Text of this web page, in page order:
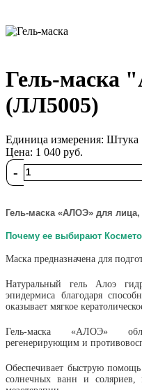
Гель-маска
(ЛЛ5005)
Единица измерения: Штука
Цена: 1 040 руб.
-
Гель-маска «АЛОЭ» для
Почему ее выбирают
Маска предназначена для
Натуральный гель Алоэ
эпидермиса благодаря
оказывает мягкое
Гель-маска «АЛОЭ»
регенерирующим и
Обеспечивает быструю
солнечных ванн и соляриев,